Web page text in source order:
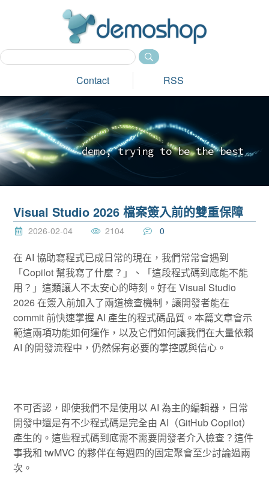
Contact RSS
demo, tryi ng to be the best_
Visual Studio 2026 檔案簽入前的雙重保障
2026-02-04 2104 0
在 AI 協助寫程式已成日常的現在，我們常常會遇到
「Copilot 幫我寫了什麼？」、「這段程式碼到底能不能
用？」這類讓人不太安心的時刻。好在 Visual Studio
2026 在簽入前加入了兩道檢查機制，讓開發者能在
commit 前快速掌握 AI 產生的程式碼品質。本篇文章會示
範這兩項功能如何運作，以及它們如何讓我們在大量依賴
AI 的開發流程中，仍然保有必要的掌控感與信心。
不可否認，即使我們不是使用以 AI 為主的編輯器，日常
開發中還是有不少程式碼是完全由 AI（GitHub Copilot）
產生的。這些程式碼到底需不需要開發者介入檢查？這件
事我和 twMVC 的夥伴在每週四的固定聚會至少討論過兩
次。